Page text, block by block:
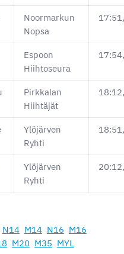
Noormarkun
Nopsa
Espoon
Hiihtoseura
Pirkkalan
Hiihtäjät
Ylöjärven
Ryhti
Ylöjärven
Ryhti
N14 M14 N16 M16
M20 M35 MYL